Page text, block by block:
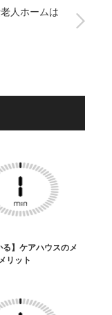
人ホームは
る】ケアハウスのメ
リット